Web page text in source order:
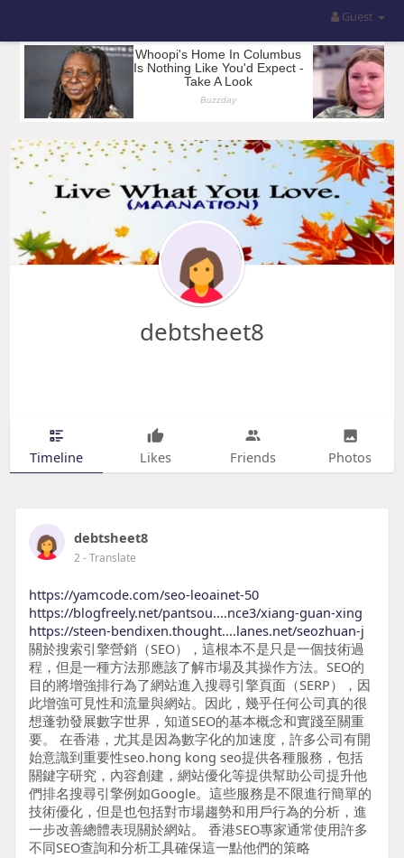
Guest
debtsheet8
Timeline Likes Friends Photos
debtsheet8
2- Translate
https://yamcode.com/seo-leoainet-50
https://blogfreely.net/pantsou....nce3/xiang-guan-xing
https://steen-bendixen.thought....lanes.net/seozhuan-j
關於搜索引擎營銷（SEO），這根本不是只是一個技術過
程，但是一種方法那應該了解市場及其操作方法。SEO的
目的將增強排行為了網站進入搜尋引擎頁面（SERP），因
此增強可見性和流量與網站。因此，幾乎任何公司真的很
想蓬勃發展數字世界，知道SEO的基本概念和實踐至關重
要。 在香港，尤其是因為數字化的加速度，許多公司有開
始意識到重要性seo.hong kong seo提供各種服務，包括
關鍵字研究，內容創建，網站優化等提供幫助公司提升他
們排名搜尋引擎例如Google。這些服務是不限進行簡單的
技術優化，但是也包括對市場趨勢和用戶行為的分析，進
一步改善總體表現關於網站。 香港SEO專家通常使用許多
不同SEO查詢和分析工具確保這一點他們的策略